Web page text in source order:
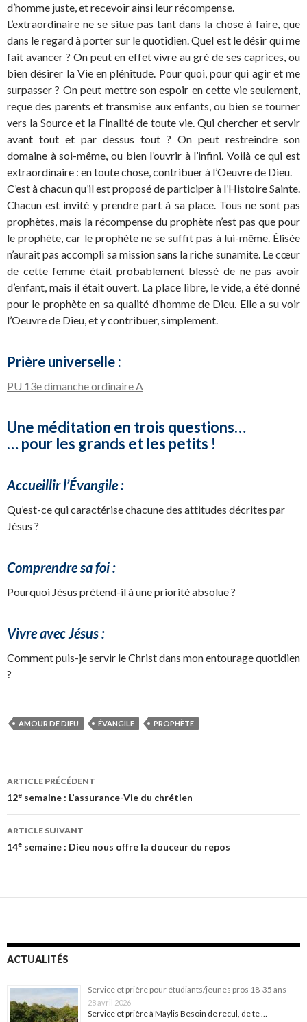
d’homme juste, et recevoir ainsi leur récompense.
L’extraordinaire ne se situe pas tant dans la chose à faire, que
dans le regard à porter sur le quotidien. Quel est le désir qui me
fait avancer ? On peut en effet vivre au gré de ses caprices, ou
bien désirer la Vie en plénitude. Pour quoi, pour qui agir et me
surpasser ? On peut mettre son espoir en cette vie seulement,
reçue des parents et transmise aux enfants, ou bien se tourner
vers la Source et la Finalité de toute vie. Qui chercher et servir
avant tout et par dessus tout ? On peut restreindre son
domaine à soi-même, ou bien l’ouvrir à l’infini. Voilà ce qui est
extraordinaire : en toute chose, contribuer à l’Oeuvre de Dieu.
C’est à chacun qu’il est proposé de participer à l’Histoire Sainte.
Chacun est invité y prendre part à sa place. Tous ne sont pas
prophètes, mais la récompense du prophète n’est pas que pour
le prophète, car le prophète ne se suffit pas à lui-même. Élisée
n’aurait pas accompli sa mission sans la riche sunamite. Le cœur
de cette femme était probablement blessé de ne pas avoir
d’enfant, mais il était ouvert. La place libre, le vide, a été donné
pour le prophète en sa qualité d’homme de Dieu. Elle a su voir
l’Oeuvre de Dieu, et y contribuer, simplement.
Prière universelle :
PU 13e dimanche ordinaire A
Une méditation en trois questions…
… pour les grands et les petits !
Accueillir l’Évangile :
Qu’est-ce qui caractérise chacune des attitudes décrites par
Jésus ?
Comprendre sa foi :
Pourquoi Jésus prétend-il à une priorité absolue ?
Vivre avec Jésus :
Comment puis-je servir le Christ dans mon entourage quotidien
?
AMOUR DE DIEU ÉVANGILE PROPHÈTE
Navigation
des
articles
ARTICLE PRÉCÉDENT
12e semaine : L’assurance-Vie du chrétien
ARTICLE SUIVANT
14e semaine : Dieu nous offre la douceur du repos
ACTUALITÉS
Service et prière pour étudiants/jeunes pros 18-35 ans
28 avril 2026
Service et prière à Maylis Besoin de recul, de te …